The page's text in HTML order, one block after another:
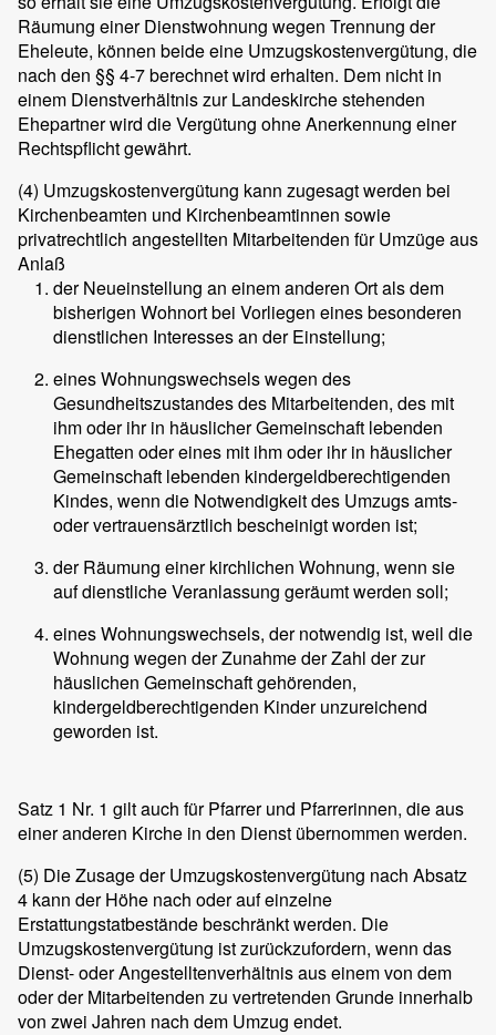
Räumung einer Dienstwohnung wegen Trennung der
Eheleute, können beide eine Umzugskostenvergütung, die
nach den §§ 4-7 berechnet wird erhalten. Dem nicht in
einem Dienstverhältnis zur Landeskirche stehenden
Ehepartner wird die Vergütung ohne Anerkennung einer
Rechtspflicht gewährt.
(4) Umzugskostenvergütung kann zugesagt werden bei
Kirchenbeamten und Kirchenbeamtinnen sowie
privatrechtlich angestellten Mitarbeitenden für Umzüge aus
Anlaß
der Neueinstellung an einem anderen Ort als dem
bisherigen Wohnort bei Vorliegen eines besonderen
dienstlichen Interesses an der Einstellung;
eines Wohnungswechsels wegen des
Gesundheitszustandes des Mitarbeitenden, des mit
ihm oder ihr in häuslicher Gemeinschaft lebenden
Ehegatten oder eines mit ihm oder ihr in häuslicher
Gemeinschaft lebenden kindergeldberechtigenden
Kindes, wenn die Notwendigkeit des Umzugs amts-
oder vertrauensärztlich bescheinigt worden ist;
der Räumung einer kirchlichen Wohnung, wenn sie
auf dienstliche Veranlassung geräumt werden soll;
eines Wohnungswechsels, der notwendig ist, weil die
Wohnung wegen der Zunahme der Zahl der zur
häuslichen Gemeinschaft gehörenden,
kindergeldberechtigenden Kinder unzureichend
geworden ist.
Satz 1 Nr. 1 gilt auch für Pfarrer und Pfarrerinnen, die aus
einer anderen Kirche in den Dienst übernommen werden.
(5) Die Zusage der Umzugskostenvergütung nach Absatz
4 kann der Höhe nach oder auf einzelne
Erstattungstatbestände beschränkt werden. Die
Umzugskostenvergütung ist zurückzufordern, wenn das
Dienst- oder Angestelltenverhältnis aus einem von dem
oder der Mitarbeitenden zu vertretenden Grunde innerhalb
von zwei Jahren nach dem Umzug endet.